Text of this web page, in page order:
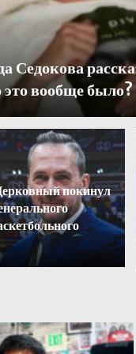
с
Седокова
вообще было?
покинул